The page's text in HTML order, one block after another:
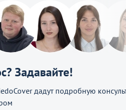
Задавайте!
дадут подробную